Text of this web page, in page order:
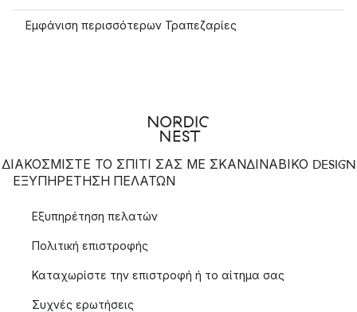
Εμφάνιση περισσότερων Τραπεζαρίες
ΔΙΑΚΟΣΜΙΣΤΕ ΤΟ ΣΠΙΤΙ ΣΑΣ ΜΕ ΣΚΑΝΔΙΝΑΒΙΚΟ DESIGN
ΕΞΥΠΗΡΈΤΗΣΗ ΠΕΛΑΤΏΝ
Εξυπηρέτηση πελατών
Πολιτική επιστροφής
Καταχωρίστε την επιστροφή ή το αίτημα σας
Συχνές ερωτήσεις